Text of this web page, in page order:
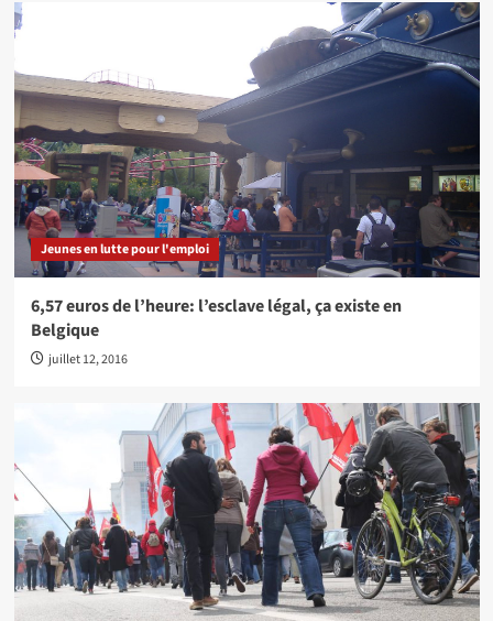
Jeunes en lutte pour l'emploi
6,57 euros de l’heure: l’esclave légal, ça existe en
Belgique
juillet 12, 2016